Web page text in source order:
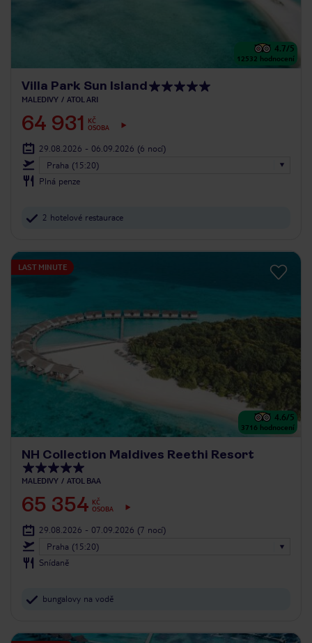
4.7/5
12532 hodnocení
Villa Park Sun Island
MALEDIVY ATOL ARI
64 931
KČ
OSOBA
29.08.2026 - 06.09.2026 (6 nocí)
Praha (15:20)
Plná penze
2 hotelové restaurace
LAST MINUTE
4.6/5
3716 hodnocení
NH Collection Maldives Reethi Resort
MALEDIVY ATOL BAA
65 354 KČ
OSOBA
29.08.2026 - 07.09.2026 (7 nocí)
Praha (15:20)
Snídaně
bungalovy na vodě